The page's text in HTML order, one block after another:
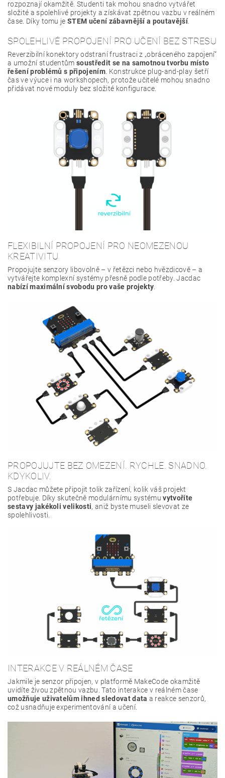
rozpoznají okamžitě. Studenti tak mohou snadno vytvářet
složité a spolehlivé projekty a získávat zpětnou vazbu v reálném
čase. Díky tomu jeSTEM učení zábavnější a poutavější.
SPOLEHLIVÉ PROPOJENÍ PRO UČENÍ BEZ STRESU
Reverzibilní konektory odstraní frustraci z „obráceného zapojení“
a umožní studentůmsoustředit se na samotnou tvorbu místo
řešení problémů s připojením. Konstrukce plug-and-play šetří
čas ve výuce i na workshopech, protože učitelé mohou snadno
přidávat nové moduly bez složité konfigurace.
FLEXIBILNÍ PROPOJENÍ PRO NEOMEZENOU
KREATIVITU
Propojujte senzory libovolně – v řetězci nebo hvězdicově – a
vytvářejte komplexní systémy přesně podle potřeby. Jacdac
nabízí maximální svobodu pro vaše projekty
PROPOJUJTE BEZ OMEZENÍ. RYCHLE. SNADNO.
KDYKOLIV.
S Jacdac můžete připojit tolik zařízení, kolik váš projekt
potřebuje. Díky skutečně modulárnímu systémuvytvoříte
sestavy jakékoli velikosti, aniž byste museli slevovat ze
spolehlivosti.
INTERAKCE V REÁLNÉM ČASE
Jakmile je senzor připojen, v platformě MakeCode okamžitě
uvidíte živou zpětnou vazbu. Tato interakce v reálném čase
umožňuje uživatelům ihned sledovat data a reakce senzorů,
což usnadňuje experimentování a učení.